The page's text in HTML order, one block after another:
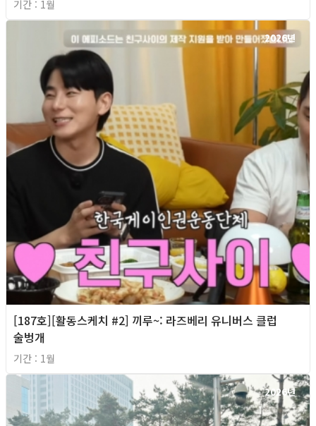
기간 : 1월
2026년
[187호][활동스케치 #2] 끼루~: 라즈베리 유니버스 클럽
술벙개
기간 : 1월
2026년